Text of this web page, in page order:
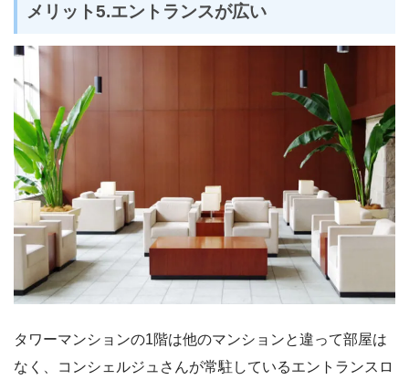
メリット5.エントランスが広い
タワーマンションの1階は他のマンションと違って部屋は
なく、コンシェルジュさんが常駐しているエントランスロ